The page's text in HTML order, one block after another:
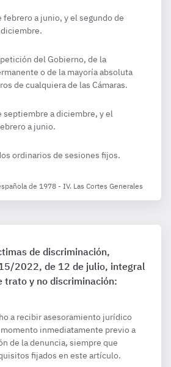
febrero a junio, y el segundo de
del Gobierno, de la
o de la mayoría absoluta
de cualquiera de las Cámaras.
septiembre a diciembre, y el
a junio.
ordinarios de sesiones fijos.
de 1978 - IV. Las Cortes Generales
de discriminación,
2022, de 12 de julio, integral
trato y no discriminación:
a recibir asesoramiento jurídico
inmediatamente previo a
de la denuncia, siempre que
fijados en este artículo.